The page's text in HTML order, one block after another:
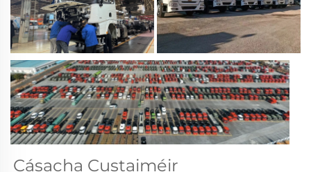
Cásacha Custaiméir